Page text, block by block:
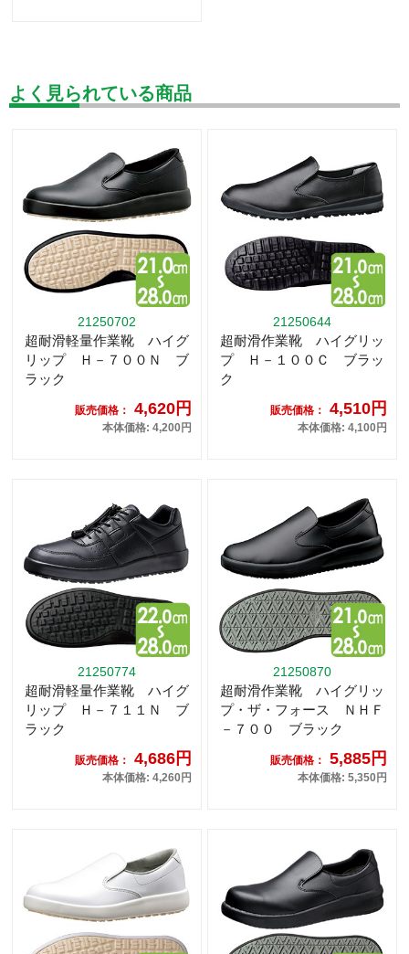
よく見られている商品
21250702
超耐滑軽量作業靴 ハイグ
リップ Ｈ－７００Ｎ ブ
ラック
販売価格： 4,620円
本体価格: 4,200円
21250644
超耐滑作業靴 ハイグリッ
プ Ｈ－１００Ｃ ブラッ
ク
販売価格： 4,510円
本体価格: 4,100円
21250774
超耐滑軽量作業靴 ハイグ
リップ Ｈ－７１１Ｎ ブ
ラック
販売価格： 4,686円
本体価格: 4,260円
21250870
超耐滑作業靴 ハイグリッ
プ・ザ・フォース ＮＨＦ
－７００ ブラック
販売価格： 5,885円
本体価格: 5,350円